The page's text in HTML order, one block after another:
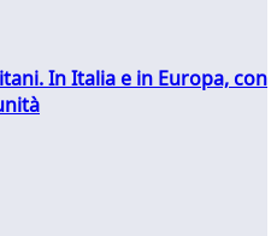
In Italia e in Europa, con